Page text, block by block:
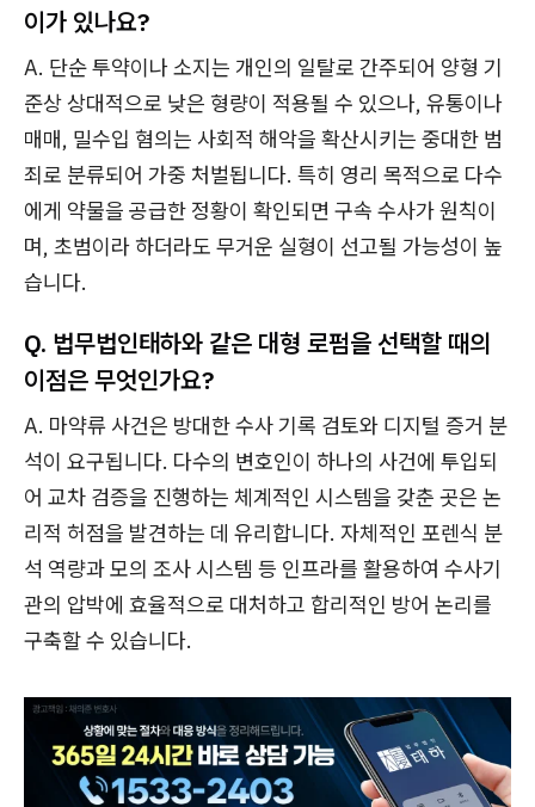
이가 있나요?
A. 단순 투약이나 소지는 개인의 일탈로 간주되어 양형 기
준상 상대적으로 낮은 형량이 적용될 수 있으나, 유통이나
매매, 밀수입 혐의는 사회적 해악을 확산시키는 중대한 범
죄로 분류되어 가중 처벌됩니다. 특히 영리 목적으로 다수
에게 약물을 공급한 정황이 확인되면 구속 수사가 원칙이
며, 초범이라 하더라도 무거운 실형이 선고될 가능성이 높
습니다.
Q. 법무법인태하와 같은 대형 로펌을 선택할 때의
이점은 무엇인가요?
A. 마약류 사건은 방대한 수사 기록 검토와 디지털 증거 분
석이 요구됩니다. 다수의 변호인이 하나의 사건에 투입되
어 교차 검증을 진행하는 체계적인 시스템을 갖춘 곳은 논
리적 허점을 발견하는 데 유리합니다. 자체적인 포렌식 분
석 역량과 모의 조사 시스템 등 인프라를 활용하여 수사기
관의 압박에 효율적으로 대처하고 합리적인 방어 논리를
구축할 수 있습니다.